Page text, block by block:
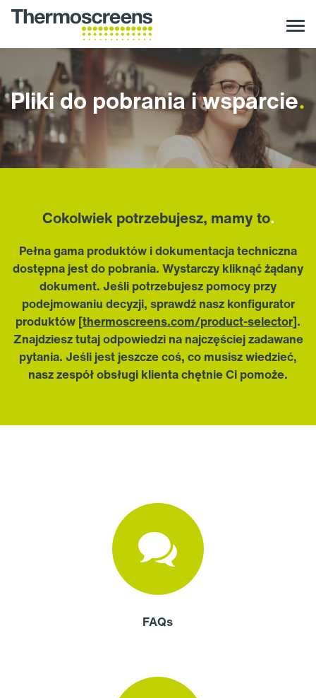
Pliki do pobrania i wsparcie.
Cokolwiek potrzebujesz, mamy to.
Pełna gama produktów i dokumentacja techniczna
dostępna jest do pobrania. Wystarczy kliknąć żądany
dokument. Jeśli potrzebujesz pomocy przy
podejmowaniu decyzji, sprawdź nasz konfigurator
produktów [thermoscreens.com/product-selector].
Znajdziesz tutaj odpowiedzi na najczęściej zadawane
pytania. Jeśli jest jeszcze coś, co musisz wiedzieć,
nasz zespół obsługi klienta chętnie Ci pomoże.
FAQs